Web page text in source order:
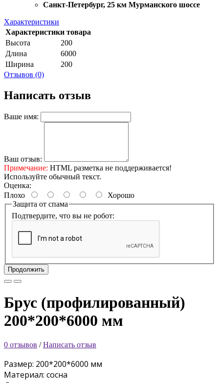
Cанкт-Петербург, 25 км Мурманского шоссе
Характеристики
Характеристики товара
Высота
200
Длина
6000
Ширина
200
Отзывов (0)
Написать отзыв
Ваше имя:
Ваш отзыв:
Примечание: HTML разметка не поддерживается!
Используйте обычный текст.
Оценка:
Плохо
Хорошо
Защита от спама
Подтвердите, что вы не робот:
Продолжить
Брус (профилированный)
200*200*6000 мм
0 отзывов /Написать отзыв
Размер: 200*200*6000 мм
Материал: сосна